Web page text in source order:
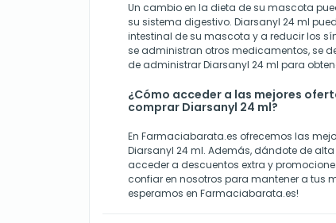
Un cambio en la dieta de su mascota
su sistema digestivo. Diarsanyl 24 ml
intestinal de su mascota y a reducir los
se administran otros medicamentos, se
de administrar Diarsanyl 24 ml para
¿Cómo acceder a las mejores
comprar Diarsanyl 24 ml?
En Farmaciabarata.es ofrecemos las
Diarsanyl 24 ml. Además, dándote de
acceder a descuentos extra y
confiar en nosotros para mantener a tus
esperamos en Farmaciabarata.es!